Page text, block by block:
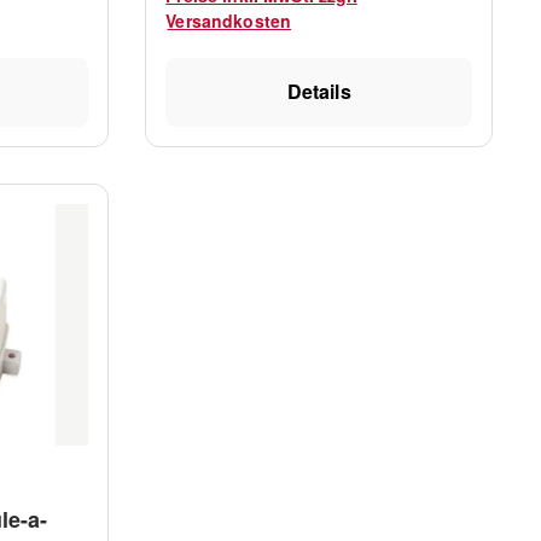
4,0 A
10,1
RULE 2000 129 l / min. 29 mm 4,0
A 24 V JPR16A RULE 3700 239 l /
RULE 4000 252 l / min. 51 mm 6,9
Versandkosten
Details
a-